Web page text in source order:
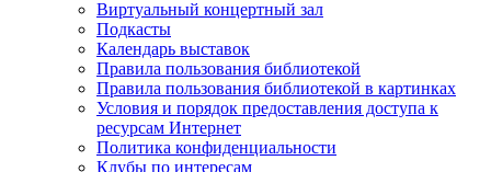
Виртуальный концертный зал
Подкасты
Календарь выставок
Правила пользования библиотекой
Правила пользования библиотекой в картинках
Условия и порядок предоставления доступа к
ресурсам Интернет
Политика конфиденциальности
Клубы по интересам